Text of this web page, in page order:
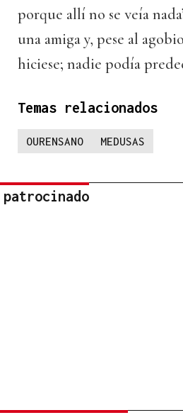
porque allí no se veía
una amiga y, pese al
hiciese; nadie podía
Temas relacionados
OURENSANO MEDUSAS
patrocinado